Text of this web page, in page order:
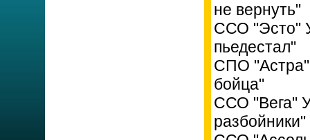
не вернуть"
ССО "Эсто"
пьедестал"
СПО
бойца"
ССО "Вега"
разбойники"